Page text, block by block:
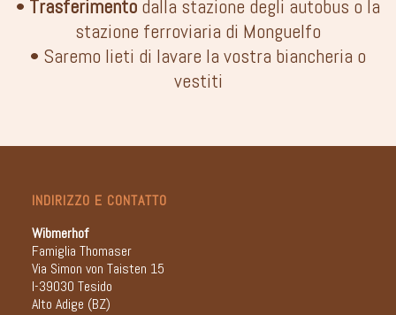
• Trasferimento dalla stazione degli autobus o la
stazione ferroviaria di Monguelfo
• Saremo lieti di lavare la vostra biancheria o
vestiti
INDIRIZZO E CONTATTO
Wibmerhof
Famiglia Thomaser
Via Simon von Taisten 15
I-39030 Tesido
Alto Adige (BZ)